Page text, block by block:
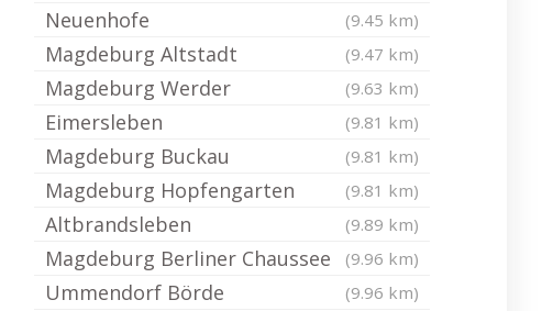
Neuenhofe (9.45 km)
Magdeburg Altstadt (9.47 km)
Magdeburg Werder (9.63 km)
Eimersleben (9.81 km)
Magdeburg Buckau (9.81 km)
Magdeburg Hopfengarten (9.81 km)
Altbrandsleben (9.89 km)
Magdeburg Berliner Chaussee (9.96 km)
Ummendorf Börde (9.96 km)